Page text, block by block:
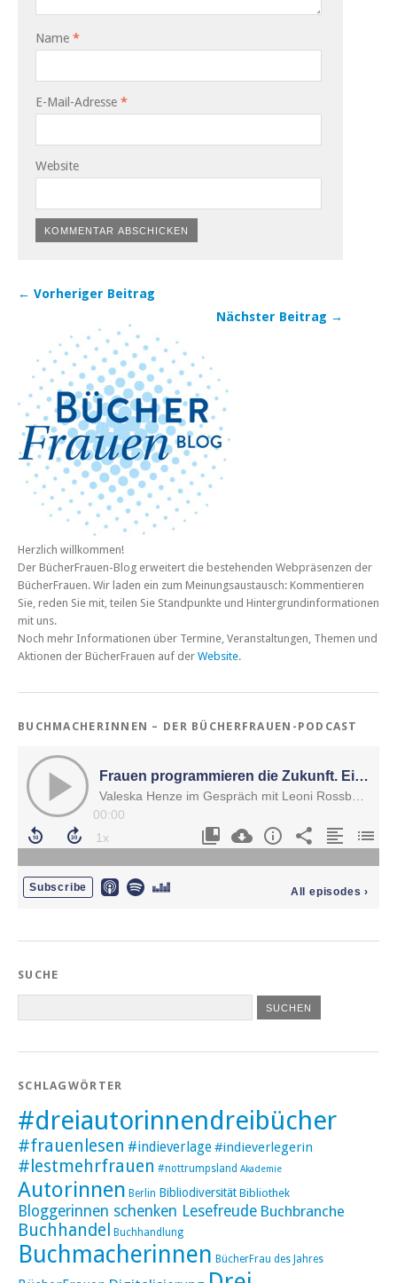
Name *
E-Mail-Adresse *
Website
← Vorheriger Beitrag
Nächster Beitrag →
Herzlich willkommen!
Der BücherFrauen-Blog erweitert die bestehenden Webpräsenzen der
BücherFrauen. Wir laden ein zum Meinungsaustausch: Kommentieren
Sie, reden Sie mit, teilen Sie Standpunkte und Hintergrundinformationen
mit uns.
Noch mehr Informationen über Termine, Veranstaltungen, Themen und
Aktionen der BücherFrauen auf der Website.
BUCHMACHERINNEN – DER BÜCHERFRAUEN-PODCAST
SUCHE
SCHLAGWÖRTER
#dreiautorinnendreibücher
#frauenlesen #indieverlage#indieverlegerin
#lestmehrfrauen #nottrumpsland Akademie
Autorinnen Berlin Bibliodiversität Bibliothek
Bloggerinnen schenken Lesefreude Buchbranche
Buchhandel Buchhandlung
Buchmacherinnen BücherFrau des Jahres